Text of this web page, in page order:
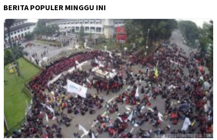
BERITA POPULER MINGGU INI